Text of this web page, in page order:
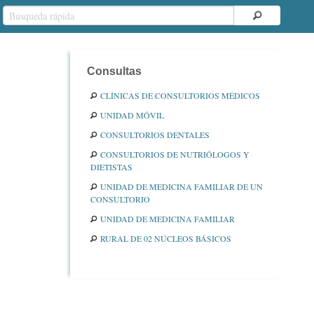
Consultas
CLÍNICAS DE CONSULTORIOS MÉDICOS
UNIDAD MÓVIL
CONSULTORIOS DENTALES
CONSULTORIOS DE NUTRIÓLOGOS Y
DIETISTAS
UNIDAD DE MEDICINA FAMILIAR DE UN
CONSULTORIO
UNIDAD DE MEDICINA FAMILIAR
RURAL DE 02 NÚCLEOS BÁSICOS